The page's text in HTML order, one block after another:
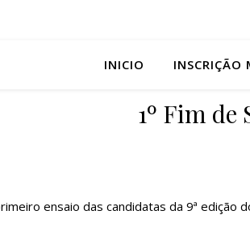
INICIO INSCRIÇÃO
1º Fim de
ensaio das candidatas da 9ª edição